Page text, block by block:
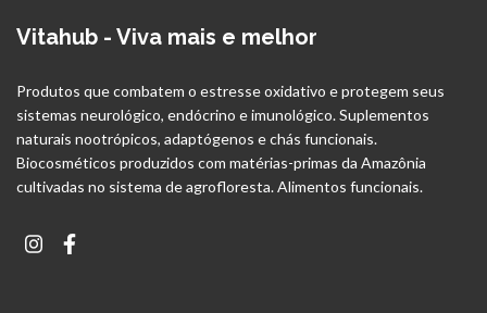
Vitahub - Viva mais e melhor
Produtos que combatem o estresse oxidativo e protegem seus
sistemas neurológico, endócrino e imunológico. Suplementos
naturais nootrópicos, adaptógenos e chás funcionais.
Biocosméticos produzidos com matérias-primas da Amazônia
cultivadas no sistema de agrofloresta. Alimentos funcionais.